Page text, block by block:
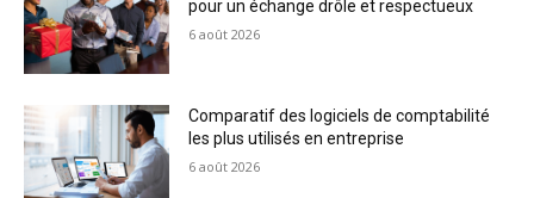
pour un échange drôle et respectueux
6 août 2026
Comparatif des logiciels de comptabilité
les plus utilisés en entreprise
6 août 2026